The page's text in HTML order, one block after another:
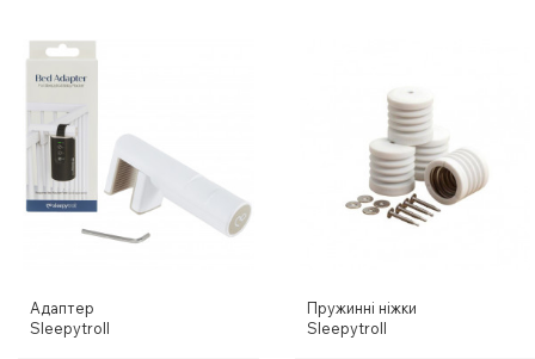
Адаптер
Sleepytroll
Пружинні ніжки
Sleepytroll